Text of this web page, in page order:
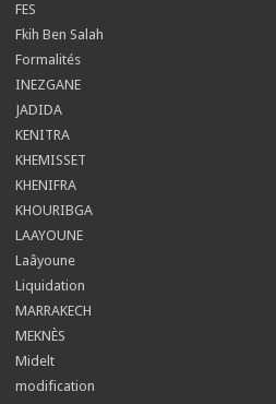
FES
Fkih Ben Salah
Formalités
INEZGANE
JADIDA
KENITRA
KHEMISSET
KHENIFRA
KHOURIBGA
LAAYOUNE
Laâyoune
Liquidation
MARRAKECH
MEKNÈS
Midelt
modification